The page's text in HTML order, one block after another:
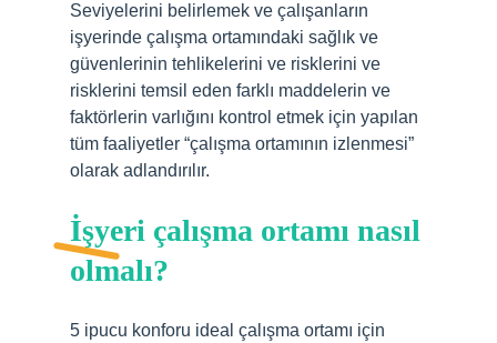
Seviyelerini belirlemek ve çalışanların
işyerinde çalışma ortamındaki sağlık ve
güvenlerinin tehlikelerini ve risklerini ve
risklerini temsil eden farklı maddelerin ve
faktörlerin varlığını kontrol etmek için yapılan
tüm faaliyetler “çalışma ortamının izlenmesi”
olarak adlandırılır.
İşyeri çalışma ortamı nasıl
olmalı?
5 ipucu konforu ideal çalışma ortamı için